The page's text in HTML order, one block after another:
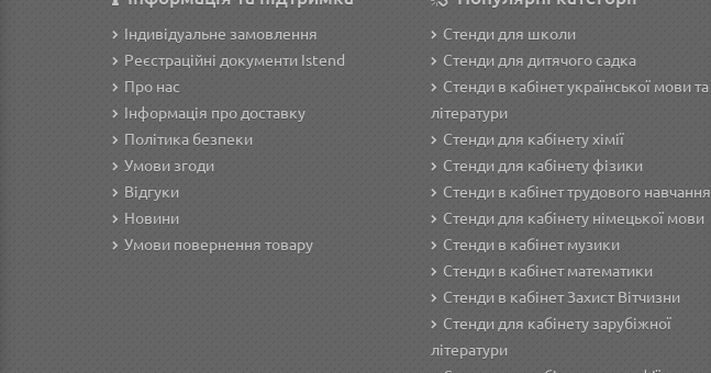
Індивідуальне замовлення
Реєстраційні документи Istend
Про нас
Інформація про доставку
Політика безпеки
Умови згоди
Відгуки
Новини
Умови повернення товару
Стенди для школи
Стенди для дитячого садка
Стенди в кабінет української мови та
літератури
Стенди для кабінету хімії
Стенди для кабінету фізики
Стенди в кабінет трудового навчання
Cтенди для кабінету німецької мови
Стенди в кабінет музики
Стенди в кабінет математики
Стенди в кабінет Захист Вітчизни
Стенди для кабінету зарубіжної
літератури